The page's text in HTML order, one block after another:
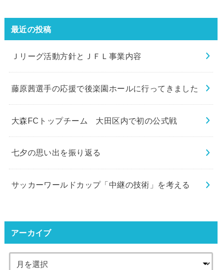
最近の投稿
Ｊリーグ活動方針とＪＦＬ事業内容
藤原茜選手の応援で後楽園ホールに行ってきました
大森FCトップチーム 大田区内で初の公式戦
七夕の思い出を振り返る
サッカーワールドカップ「中継の技術」を考える
アーカイブ